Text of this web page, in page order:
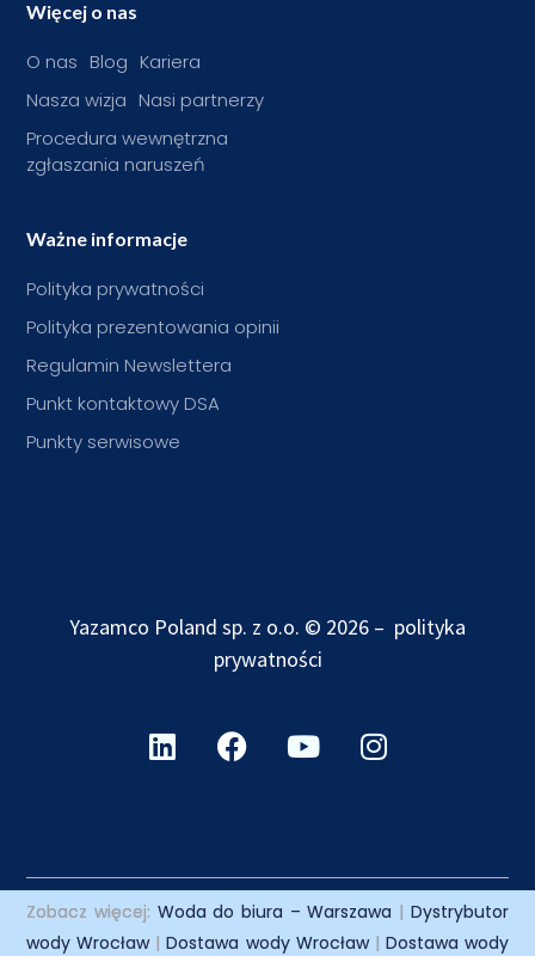
Więcej o nas
O nas Blog Kariera
Nasza wizja Nasi partnerzy
Procedura wewnętrzna
zgłaszania naruszeń
Ważne informacje
Polityka prywatności
Polityka prezentowania opinii
Regulamin Newslettera
Punkt kontaktowy DSA
Punkty serwisowe
Yazamco Poland sp. z o.o. © 2026 – polityka
prywatności
Zobacz więcej: Woda do biura – Warszawa | Dystrybutor
wody Wrocław|Dostawa wody Wrocław| Dostawa wody